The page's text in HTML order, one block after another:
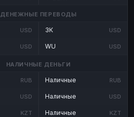
ДЕНЕЖНЫЕ ПЕРЕВОДЫ
USD
USD
ЗК USD
WU USD
НАЛИЧНЫЕ ДЕНЬГИ
RUB
USD
KZT
Наличные RUB
Наличные USD
Наличные KZT